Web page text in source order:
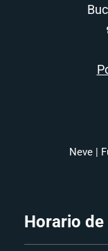
Neve|
Horario